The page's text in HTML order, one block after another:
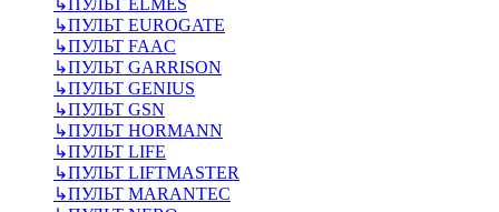
↳ПУЛЬТ ELMES
↳ПУЛЬТ EUROGATE
↳ПУЛЬТ FAAC
↳ПУЛЬТ GARRISON
↳ПУЛЬТ GENIUS
↳ПУЛЬТ GSN
↳ПУЛЬТ HORMANN
↳ПУЛЬТ LIFE
↳ПУЛЬТ LIFTMASTER
↳ПУЛЬТ MARANTEC